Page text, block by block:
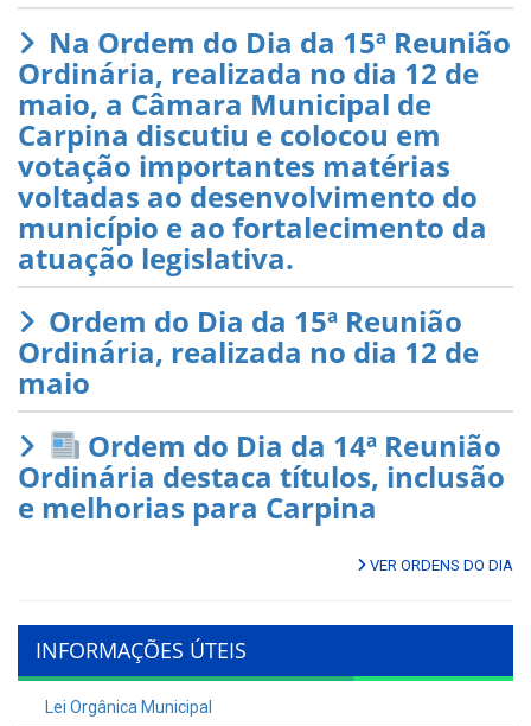
Na Ordem do Dia da 15ª Reunião
Ordinária, realizada no dia 12 de
maio, a Câmara Municipal de
Carpina discutiu e colocou em
votação importantes matérias
voltadas ao desenvolvimento do
município e ao fortalecimento da
atuação legislativa.
Ordem do Dia da 15ª Reunião
Ordinária, realizada no dia 12 de
maio
Ordem do Dia da 14ª Reunião
Ordinária destaca títulos, inclusão
e melhorias para Carpina
VER ORDENS DO DIA
INFORMAÇÕES ÚTEIS
Lei Orgânica Municipal